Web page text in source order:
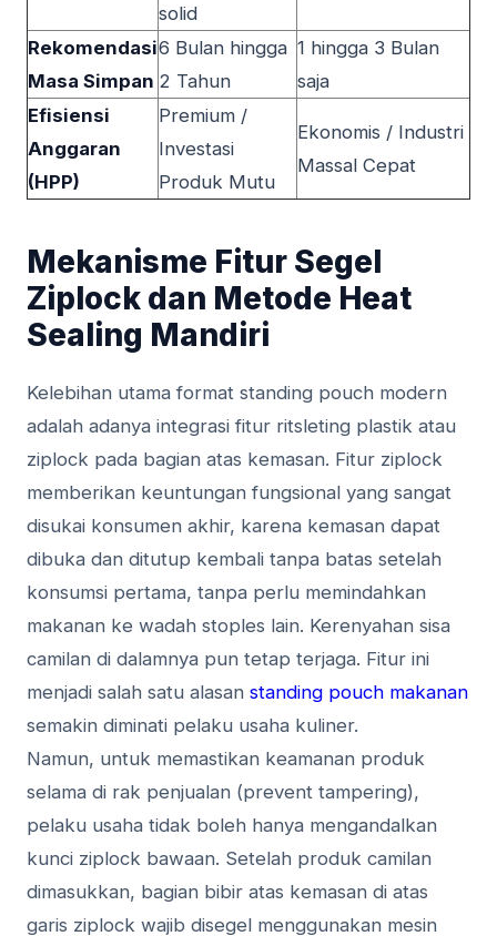
solid
Rekomendasi
Masa Simpan
6 Bulan hingga
2 Tahun
1 hingga 3 Bulan
saja
Efisiensi
Anggaran
(HPP)
Premium /
Investasi
Produk Mutu
Ekonomis / Industri
Massal Cepat
Mekanisme Fitur Segel
Ziplock dan Metode Heat
Sealing Mandiri
Kelebihan utama format standing pouch modern
adalah adanya integrasi fitur ritsleting plastik atau
ziplock pada bagian atas kemasan. Fitur ziplock
memberikan keuntungan fungsional yang sangat
disukai konsumen akhir, karena kemasan dapat
dibuka dan ditutup kembali tanpa batas setelah
konsumsi pertama, tanpa perlu memindahkan
makanan ke wadah stoples lain. Kerenyahan sisa
camilan di dalamnya pun tetap terjaga. Fitur ini
menjadi salah satu alasan standing pouch makanan
semakin diminati pelaku usaha kuliner.
Namun, untuk memastikan keamanan produk
selama di rak penjualan (prevent tampering),
pelaku usaha tidak boleh hanya mengandalkan
kunci ziplock bawaan. Setelah produk camilan
dimasukkan, bagian bibir atas kemasan di atas
garis ziplock wajib disegel menggunakan mesin